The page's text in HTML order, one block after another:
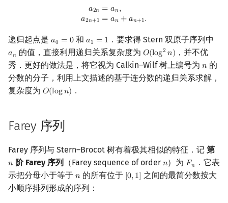
𝑎2𝑛 = 𝑎𝑛,
𝑎2𝑛+1 = 𝑎𝑛 +𝑎𝑛+1.
=an, a2 n+1=
递归起点是 𝑎0 = 0
a0 =0 和 𝑎1 = 1
a1 =1 ．要求得 Stern 双原子序列中
𝑎𝑛
an 的值，直接利用递归关系复杂度为 𝑂(log2 𝑛)
O(log2 n)
，并不优
秀．更好的做法是，将它视为 Calkin–Wilf 树上编号为 𝑛
n 的
分数的分子，利用上文描述的基于连分数的递归关系求解，
复杂度为 𝑂(log𝑛)
O(logn) ．
Farey 序列
Farey 序列与 Stern–Brocot 树有着极其相似的特征．记 第
𝑛
n 阶 Farey 序列 （Farey sequence of order 𝑛
n）为𝐹𝑛
Fn ．它表
示把分母小于等于 𝑛
n 的所有位于 [0,1]
[0,1] 之间的最简分数按大
小顺序排列形成的序列：